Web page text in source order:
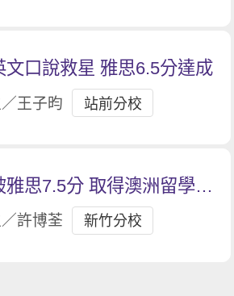
遇英文口說救星 雅思6.5分達成
王子昀 站前分校
雅思7.5分 取得澳洲留學入
許博荃 新竹分校